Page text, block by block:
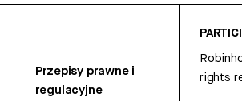
Przepisy prawne i
regulacyjne
rights